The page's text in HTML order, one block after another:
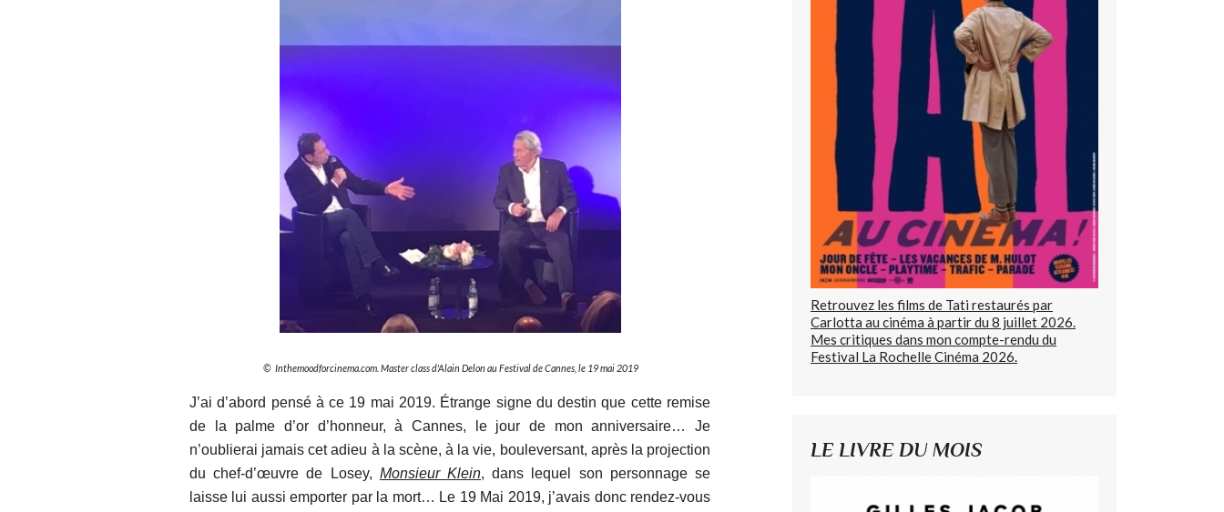
© Inthemoodforcinema.com. Master class d'Alain Delon au Festival de Cannes, le 19 mai 2019
J’ai d’abord pensé à ce 19 mai 2019. Étrange signe du destin que cette remise
de la palme d’or d’honneur, à Cannes, le jour de mon anniversaire… Je
n’oublierai jamais cet adieu à la scène, à la vie, bouleversant, après la projection
du chef-d’œuvre de Losey, Monsieur Klein, dans lequel son personnage se
laisse lui aussi emporter par la mort… Le 19 Mai 2019, j’avais donc rendez-vous
Retrouvez les films de Tati restaurés par
Carlotta au cinéma à partir du 8 juillet 2026.
Mes critiques dans mon compte-rendu du
Festival La Rochelle Cinéma 2026.
LE LIVRE DU MOIS